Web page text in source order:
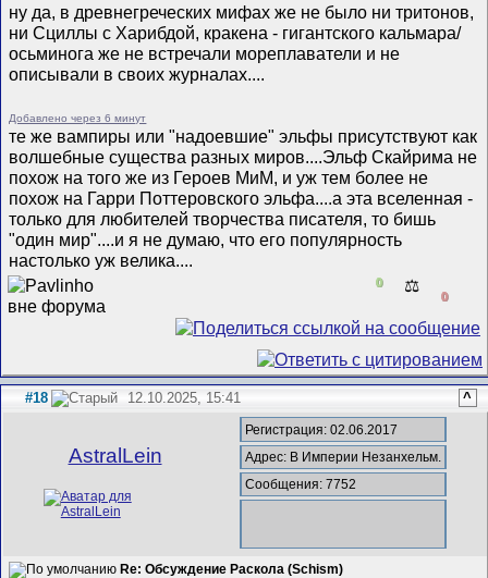
ну да, в древнегреческих мифах же не было ни тритонов,
ни Сциллы с Харибдой, кракена - гигантского кальмара/
осьминога же не встречали мореплаватели и не
описывали в своих журналах....
Добавлено через 6 минут
те же вампиры или "надоевшие" эльфы присутствуют как
волшебные существа разных миров....Эльф Скайрима не
похож на того же из Героев МиМ, и уж тем более не
похож на Гарри Поттеровского эльфа....а эта вселенная -
только для любителей творчества писателя, то бишь
"один мир"....и я не думаю, что его популярность
настолько уж велика....
0 ⚖️
0
#18 12.10.2025, 15:41 ^
AstralLein
Регистрация: 02.06.2017
Адрес: В Империи Незанхельм.
Сообщения: 7752
Re: Обсуждение Раскола (Schism)